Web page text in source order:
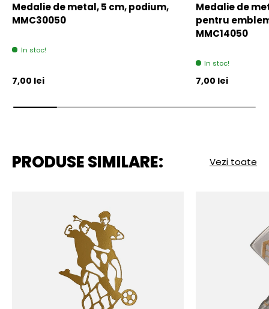
Medalie de metal, 5 cm, podium,
MMC30050
In stoc!
Pret initial
7,00 lei
Medalie de
pentru
MMC14050
In stoc!
Pret initial
7,00 lei
PRODUSE SIMILARE: Vezi toate